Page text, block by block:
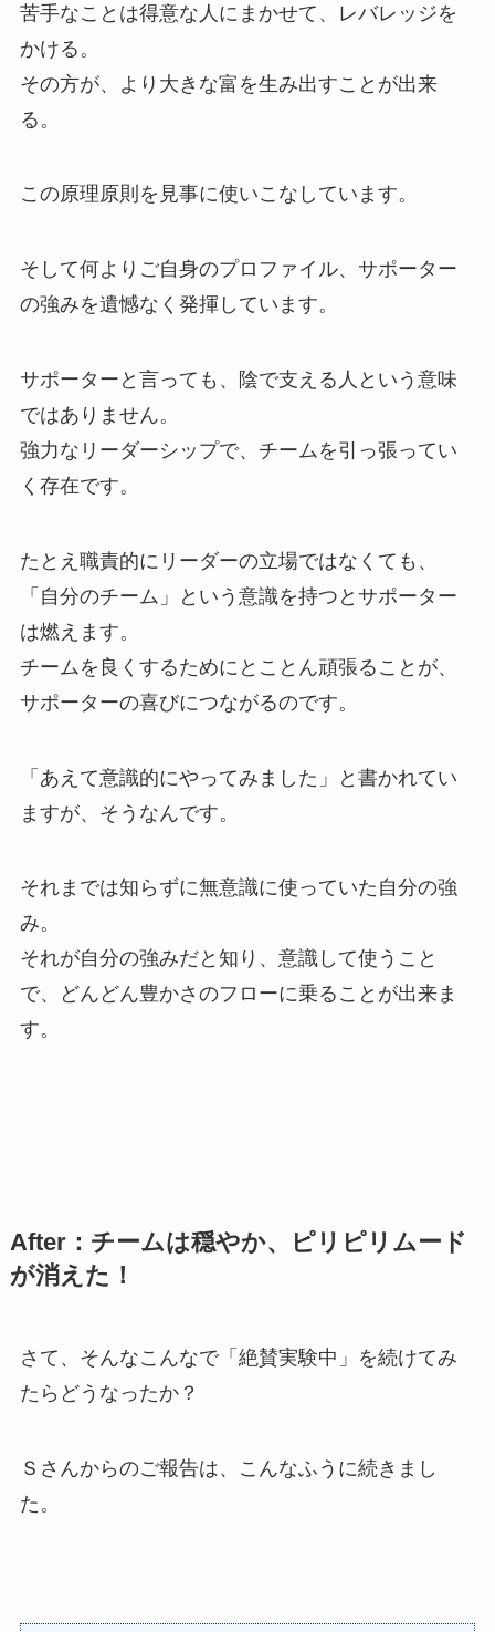
苦手なことは得意な人にまかせて、レバレッジを
かける。
その方が、より大きな富を生み出すことが出来
る。
この原理原則を見事に使いこなしています。
そして何よりご自身のプロファイル、サポーター
の強みを遺憾なく発揮しています。
サポーターと言っても、陰で支える人という意味
ではありません。
強力なリーダーシップで、チームを引っ張ってい
く存在です。
たとえ職責的にリーダーの立場ではなくても、
「自分のチーム」という意識を持つとサポーター
は燃えます。
チームを良くするためにとことん頑張ることが、
サポーターの喜びにつながるのです。
「あえて意識的にやってみました」と書かれてい
ますが、そうなんです。
それまでは知らずに無意識に使っていた自分の強
み。
それが自分の強みだと知り、意識して使うこと
で、どんどん豊かさのフローに乗ることが出来ま
す。
After：チームは穏やか、ピリピリムード
が消えた！
さて、そんなこんなで「絶賛実験中」を続けてみ
たらどうなったか？
Ｓさんからのご報告は、こんなふうに続きまし
た。